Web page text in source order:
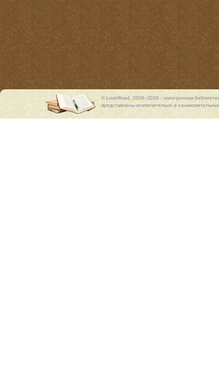
© LoveRead, 2009–2026 - электронная
представлены исключительно в